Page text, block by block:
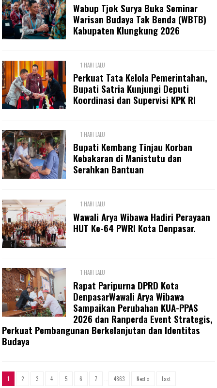
Wabup Tjok Surya Buka Seminar
Warisan Budaya Tak Benda (WBTB)
Kabupaten Klungkung 2026
1 HARI LALU
Perkuat Tata Kelola Pemerintahan,
Bupati Satria Kunjungi Deputi
Koordinasi dan Supervisi KPK RI
1 HARI LALU
Bupati Kembang Tinjau Korban
Kebakaran di Manistutu dan
Serahkan Bantuan
1 HARI LALU
Wawali Arya Wibawa Hadiri Perayaan
HUT Ke-64 PWRI Kota Denpasar.
1 HARI LALU
Rapat Paripurna DPRD Kota
DenpasarWawali Arya Wibawa
Sampaikan Perubahan KUA-PPAS
2026 dan Ranperda Event Strategis,
Perkuat Pembangunan Berkelanjutan dan Identitas
Budaya
1 2 3 4 5 6 7 4863 Next » Last